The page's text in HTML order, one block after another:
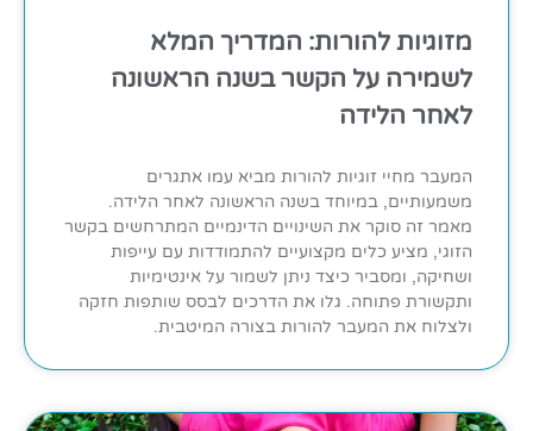
מזוגיות להורות: המדריך המלא
לשמירה על הקשר בשנה הראשונה
לאחר הלידה
המעבר מחיי זוגיות להורות מביא עמו אתגרים
משמעותיים, במיוחד בשנה הראשונה לאחר הלידה.
מאמר זה סוקר את השינויים הדינמיים המתרחשים בקשר
הזוגי, מציע כלים מקצועיים להתמודדות עם עייפות
ושחיקה, ומסביר כיצד ניתן לשמור על אינטימיות
ותקשורת פתוחה. גלו את הדרכים לבסס שותפות חזקה
ולצלוח את המעבר להורות בצורה המיטבית.